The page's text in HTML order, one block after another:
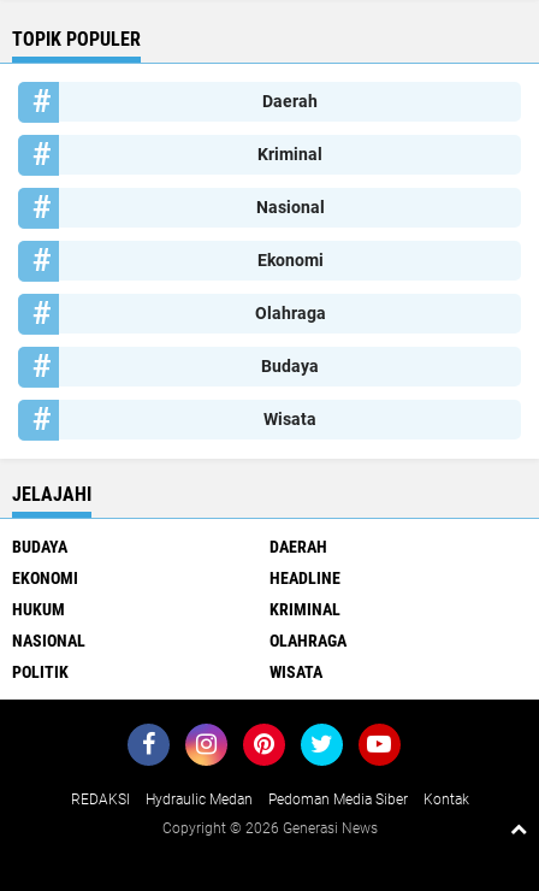
TOPIK POPULER
Daerah
Kriminal
Nasional
Ekonomi
Olahraga
Budaya
Wisata
JELAJAHI
BUDAYA
DAERAH
EKONOMI
HEADLINE
HUKUM
KRIMINAL
NASIONAL
OLAHRAGA
POLITIK
WISATA
REDAKSI Hydraulic Medan Pedoman Media Siber
Kontak
Copyright © 2026 Generasi News